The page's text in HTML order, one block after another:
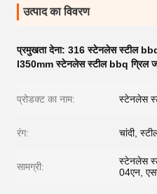
उत्पाद का विवरण
प्रमुखता देना: 316 स्टेनलेस स्टील
l350mm स्टेनलेस स्टील bbq ग्रिल
प्रोडक्ट का नाम: स्टेनलेस
रंग: चांदी,
सामग्री:
स्टेनलेस
04एन,